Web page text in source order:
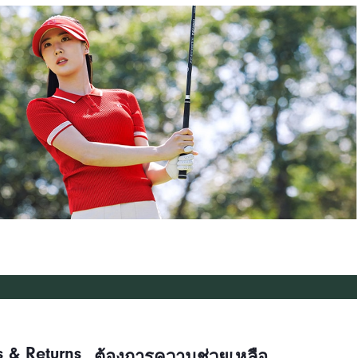
& Returns